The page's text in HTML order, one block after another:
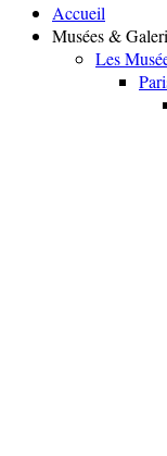
Accueil
Musées &
Les